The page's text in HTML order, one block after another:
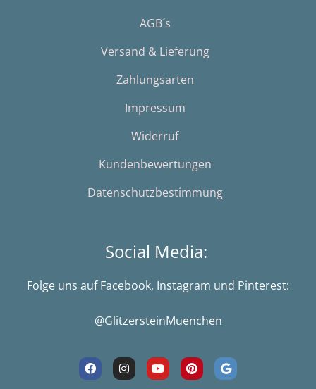
AGB´s
Versand & Lieferung
Zahlungsarten
Impressum
Widerruf
Kundenbewertungen
Datenschutzbestimmung
Social Media:
Folge uns auf Facebook, Instagram und Pinterest:
@GlitzersteinMuenchen
F
a
c
I
n
s
Y
o
u
P
i
n
G
o
o